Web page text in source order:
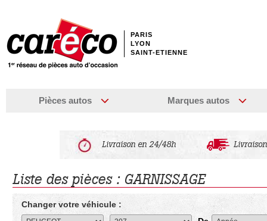
PARIS
LYON
SAINT-ETIENNE
Pièces autos Marques autos
Livraison en 24/48h
Liste des pièces : GARNISSAGE
Changer votre véhicule :